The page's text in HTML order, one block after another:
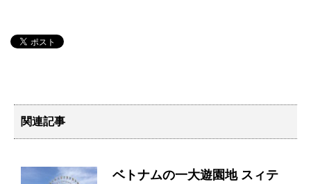
関連記事
ベトナムの一大遊園地 スィテ